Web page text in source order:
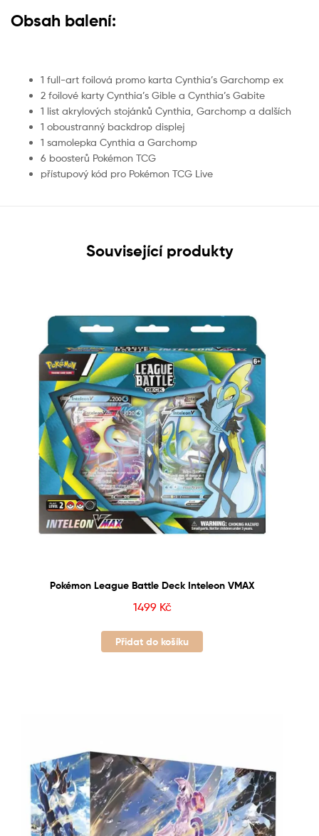
Obsah balení:
1 full-art foilová promo karta Cynthia’s Garchomp ex
2 foilové karty Cynthia’s Gible a Cynthia’s Gabite
1 list akrylových stojánků Cynthia, Garchomp a dalších
1 oboustranný backdrop displej
1 samolepka Cynthia a Garchomp
6 boosterů Pokémon TCG
přístupový kód pro Pokémon TCG Live
Související produkty
Pokémon League Battle Deck Inteleon VMAX
1499 Kč
Přidat do košíku